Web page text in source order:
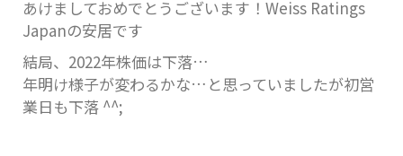
あけましておめでとうございます！Weiss Ratings
Japanの安居です
結局、2022年株価は下落…
年明け様子が変わるかな…と思っていましたが初営
業日も下落 ^^;